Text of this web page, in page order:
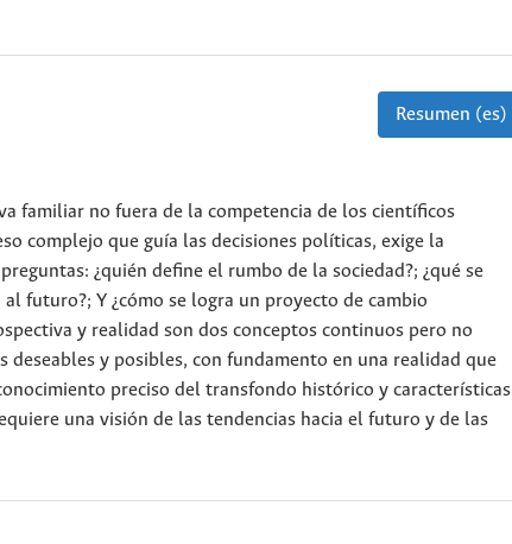
Resumen (es)
familiar no fuera de la competencia de los científicos
complejo que guía las decisiones políticas, exige la
¿quién define el rumbo de la sociedad?; ¿qué se
futuro?; Y ¿cómo se logra un proyecto de cambio
y realidad son dos conceptos continuos pero no
y posibles, con fundamento en una realidad que
preciso del transfondo histórico y características
una visión de las tendencias hacia el futuro y de las